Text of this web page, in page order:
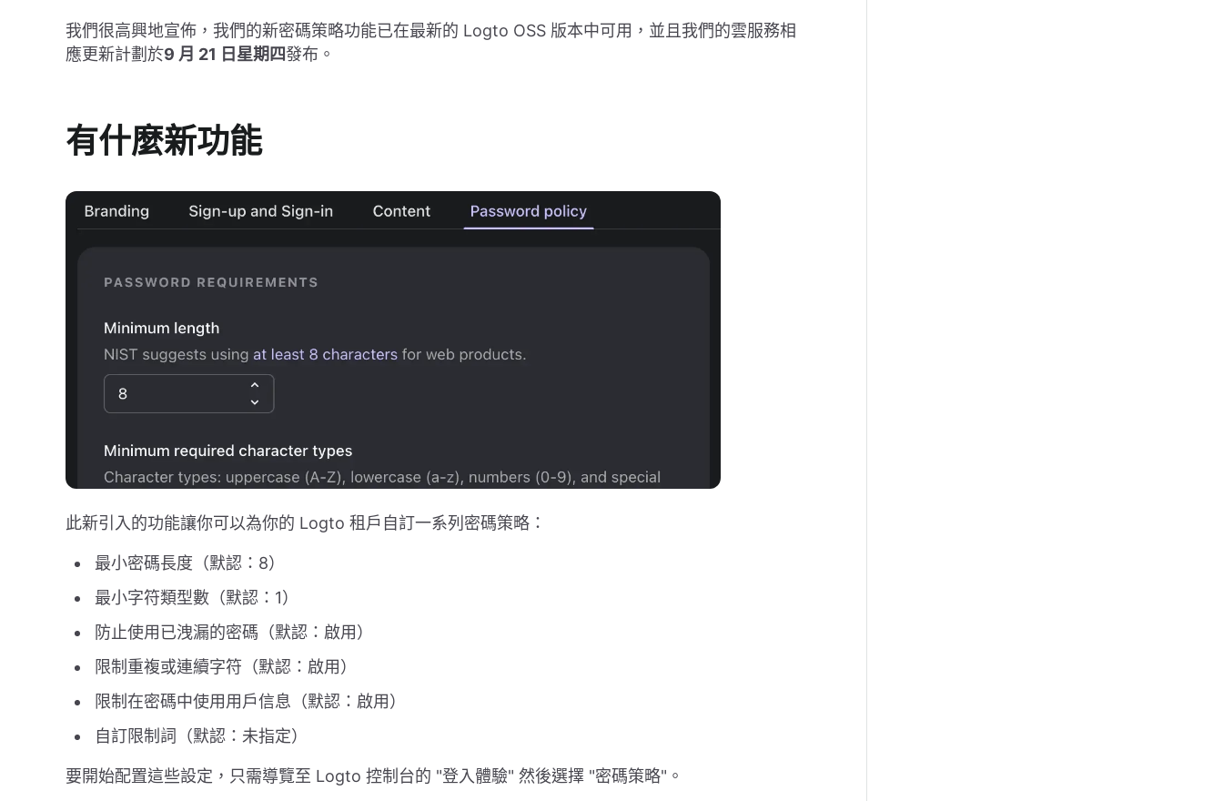
我們很高興地宣佈，我們的新密碼策略功能已在最新的 Logto OSS 版本中可用，並且我們的雲服務相
應更新計劃於9 月 21 日星期四發布。
有什麼新功能
此新引入的功能讓你可以為你的 Logto 租戶自訂一系列密碼策略：
最小密碼長度（默認：8）
最小字符類型數（默認：1）
防止使用已洩漏的密碼（默認：啟用）
限制重複或連續字符（默認：啟用）
限制在密碼中使用用戶信息（默認：啟用）
自訂限制詞（默認：未指定）
要開始配置這些設定，只需導覽至 Logto 控制台的 "登入體驗" 然後選擇 "密碼策略"。